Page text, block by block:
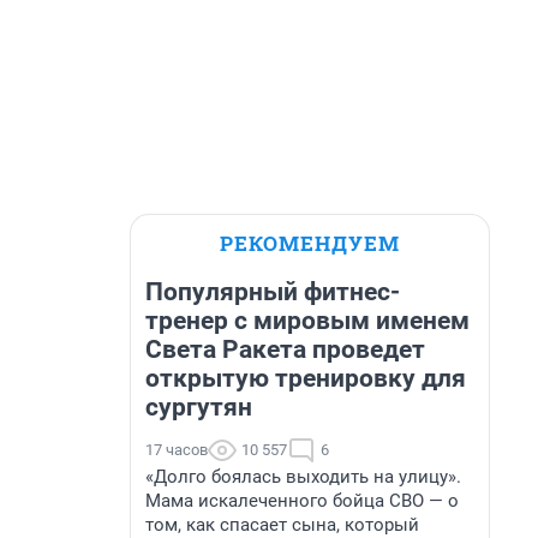
РЕКОМЕНДУЕМ
Популярный фитнес-
тренер с мировым именем
Света Ракета проведет
открытую тренировку для
сургутян
17 часов 10 557 6
«Долго боялась выходить на улицу».
Мама искалеченного бойца СВО — о
том, как спасает сына, который